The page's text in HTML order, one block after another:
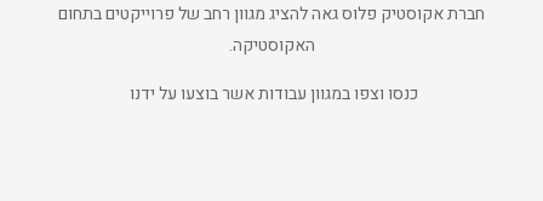
חברת אקוסטיק פלוס גאה להציג מגוון רחב של פרוייקטים בתחום
האקוסטיקה.
כנסו וצפו במגוון עבודות אשר בוצעו על ידנו